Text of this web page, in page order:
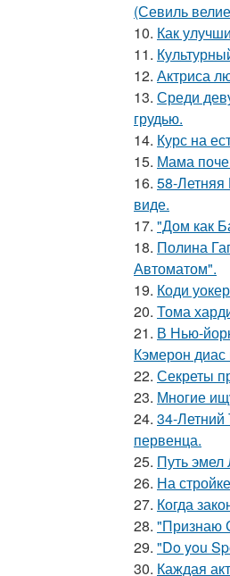
(Севиль
10. Как
11.
12. Актриса
13. Среди
грудью.
14. Курс на
15. Мама
16. 58-Летняя
виде.
17. "Дом как
18. Полина
Автоматом".
19. Коди
20. Тома
21. В Нью-
Кэмерон
22. Секреты
23. Многие
24. 34-Летний
первенца.
25. Путь эмел
26. На
27. Когда
28. "Признаю
29. "Do you
30. Каждая